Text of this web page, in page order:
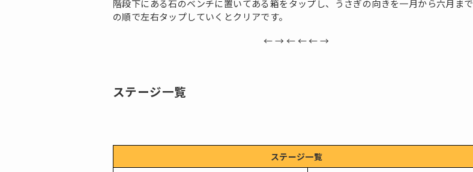
階段下にある石のベンチに置いてある箱をタップし、うさぎの向きを一月から六月まで
の順で左右タップしていくとクリアです。
← → ← ← ← →
ステージ一覧
ステージ一覧